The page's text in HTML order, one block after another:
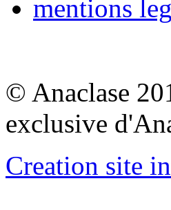
mentions
© Anaclase
exclusive
Creation site